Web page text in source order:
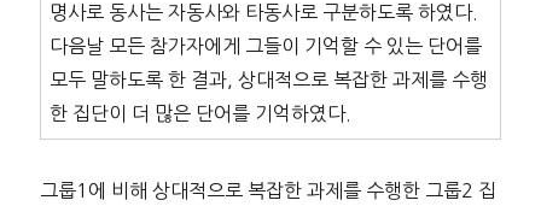
명사로 동사는 자동사와 타동사로 구분하도록 하였다.
다음날 모든 참가자에게 그들이 기억할 수 있는 단어를
모두 말하도록 한 결과, 상대적으로 복잡한 과제를 수행
한 집단이 더 많은 단어를 기억하였다.
그룹1에 비해 상대적으로 복잡한 과제를 수행한 그룹2 집